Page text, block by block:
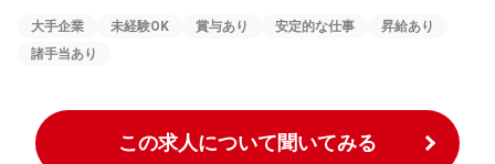
大手企業 未経験OK 賞与あり 安定的な仕事
昇給あり
諸手当あり
この求人について聞いてみる